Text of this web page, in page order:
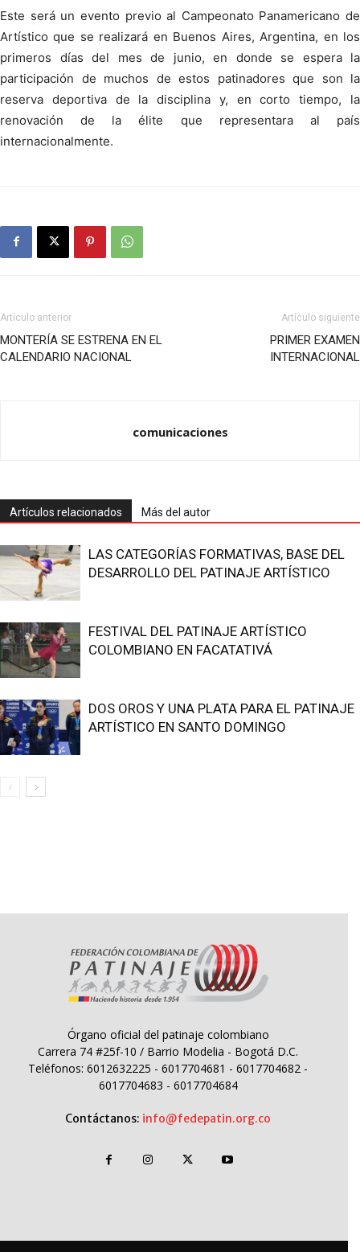
Este será un evento previo al Campeonato Panamericano de
Artístico que se realizará en Buenos Aires, Argentina, en los
primeros días del mes de junio, en donde se espera la
participación de muchos de estos patinadores que son la
reserva deportiva de la disciplina y, en corto tiempo, la
renovación de la élite que representara al país
internacionalmente.
Artículo anterior
MONTERÍA SE ESTRENA EN EL
CALENDARIO NACIONAL
Artículo siguiente
PRIMER EXAMEN
INTERNACIONAL
comunicaciones
Artículos relacionados Más del autor
LAS CATEGORÍAS FORMATIVAS, BASE DEL
DESARROLLO DEL PATINAJE ARTÍSTICO
FESTIVAL DEL PATINAJE ARTÍSTICO
COLOMBIANO EN FACATATIVÁ
DOS OROS Y UNA PLATA PARA EL PATINAJE
ARTÍSTICO EN SANTO DOMINGO
Órgano oficial del patinaje colombiano
Carrera 74 #25f-10 / Barrio Modelia - Bogotá D.C.
Teléfonos: 6012632225 - 6017704681 - 6017704682 -
6017704683 - 6017704684
Contáctanos: info@fedepatin.org.co